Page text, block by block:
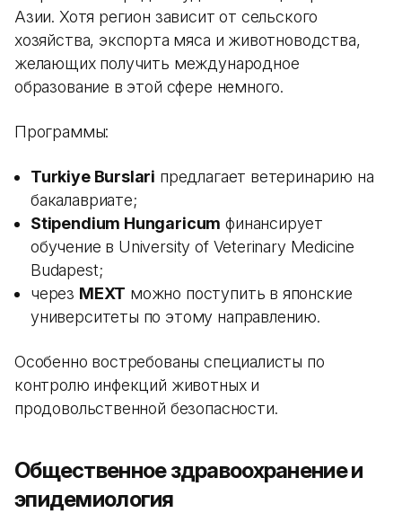
Азии. Хотя регион зависит от сельского
хозяйства, экспорта мяса и животноводства,
желающих получить международное
образование в этой сфере немного.
Программы:
Turkiye Burslari предлагает ветеринарию на
бакалавриате;
Stipendium Hungaricum финансирует
обучение в University of Veterinary Medicine
Budapest;
через MEXT можно поступить в японские
университеты по этому направлению.
Особенно востребованы специалисты по
контролю инфекций животных и
продовольственной безопасности.
Общественное здравоохранение и
эпидемиология